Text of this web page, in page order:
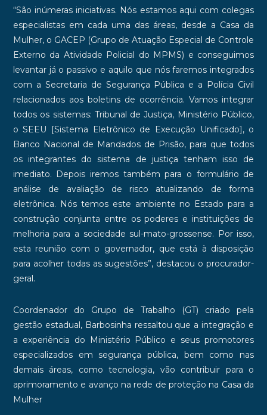
“São inúmeras iniciativas. Nós estamos aqui com colegas
especialistas em cada uma das áreas, desde a Casa da
Mulher, o GACEP (Grupo de Atuação Especial de Controle
Externo da Atividade Policial do MPMS) e conseguimos
levantar já o passivo e aquilo que nós faremos integrados
com a Secretaria de Segurança Pública e a Polícia Civil
relacionados aos boletins de ocorrência. Vamos integrar
todos os sistemas: Tribunal de Justiça, Ministério Público,
o SEEU [Sistema Eletrônico de Execução Unificado], o
Banco Nacional de Mandados de Prisão, para que todos
os integrantes do sistema de justiça tenham isso de
imediato. Depois iremos também para o formulário de
análise de avaliação de risco atualizando de forma
eletrônica. Nós temos este ambiente no Estado para a
construção conjunta entre os poderes e instituições de
melhoria para a sociedade sul-mato-grossense. Por isso,
esta reunião com o governador, que está à disposição
para acolher todas as sugestões”, destacou o procurador-
geral.
Coordenador do Grupo de Trabalho (GT) criado pela
gestão estadual, Barbosinha ressaltou que a integração e
a experiência do Ministério Público e seus promotores
especializados em segurança pública, bem como nas
demais áreas, como tecnologia, vão contribuir para o
aprimoramento e avanço na rede de proteção na Casa da
Mulher